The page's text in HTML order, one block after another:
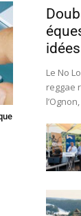
Le No
reggae